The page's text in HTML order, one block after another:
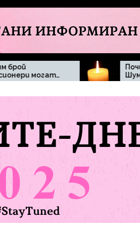
Почина Димитър
Шумналиев